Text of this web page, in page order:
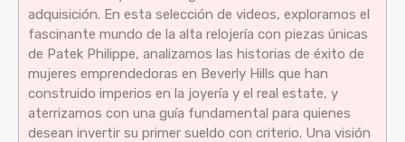
adquisición. En esta selección de videos, exploramos el
fascinante mundo de la alta relojería con piezas únicas
de Patek Philippe, analizamos las historias de éxito de
mujeres emprendedoras en Beverly Hills que han
construido imperios en la joyería y el real estate, y
aterrizamos con una guía fundamental para quienes
desean invertir su primer sueldo con criterio. Una visión